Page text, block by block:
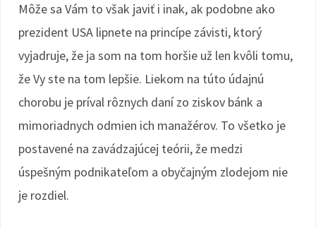
Môže sa Vám to však javiť i inak, ak podobne ako
prezident USA lipnete na princípe závisti, ktorý
vyjadruje, že ja som na tom horšie už len kvôli tomu,
že Vy ste na tom lepšie. Liekom na túto údajnú
chorobu je príval rôznych daní zo ziskov bánk a
mimoriadnych odmien ich manažérov. To všetko je
postavené na zavádzajúcej teórii, že medzi
úspešným podnikateľom a obyčajným zlodejom nie
je rozdiel.